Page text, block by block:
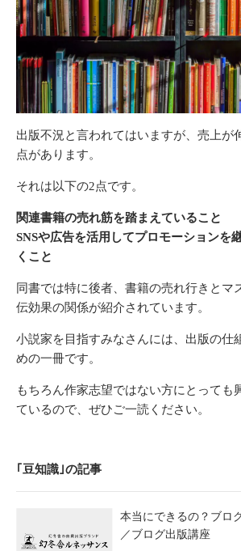
出版不況と言われてはいますが、売上が
点があります。
それは以下の2点です。
関連書籍の売れ筋を踏まえていること
SNSや広告を活用してプロモーションを
くこと
同書では特に後者、書籍の売れ行きとマ
伝効果の関係が紹介されています。
小説家を目指すみなさんには、出版の仕
めの一冊です。
もちろん作家志望ではない方にとっても
ているので、ぜひご一読ください。
｢豆知識｣の記事
本当にできるの？ブロ
／ブログ出版講座